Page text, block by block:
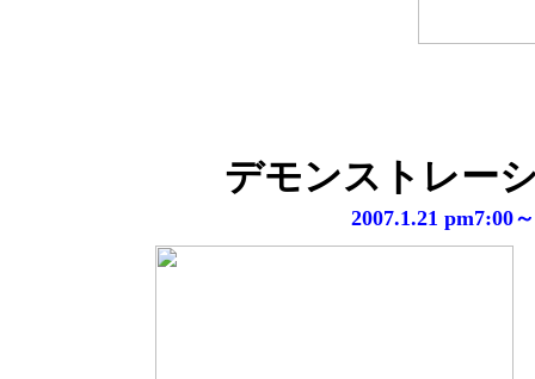
デモンストレー
2007.1.21 pm7:00